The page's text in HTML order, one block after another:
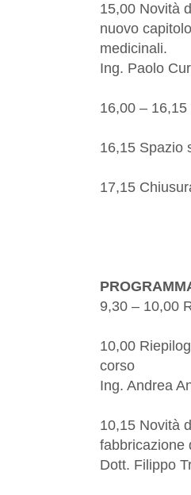
15,00 Novità
nuovo
medicinali.
Ing. Paolo
16,00 –
16,15 Spazio
17,15
9,30 – 10,00
10,00
corso
Ing. Andrea
10,15 Novità
fabbricazione
Dott. Filippo